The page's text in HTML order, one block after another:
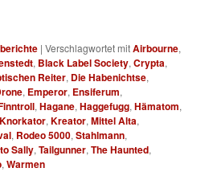
|Verschlagwortet mitAirbourne,
, Black Label Society,Crypta,
Reiter, Die Habenichtse,
, Emperor, Ensiferum,
,Hagane,Haggefugg,Hämatom,
Knorkator,Kreator,Mittel Alta,
, Rodeo 5000,Stahlmann,
Sally,Tailgunner,The Haunted,
,Warmen